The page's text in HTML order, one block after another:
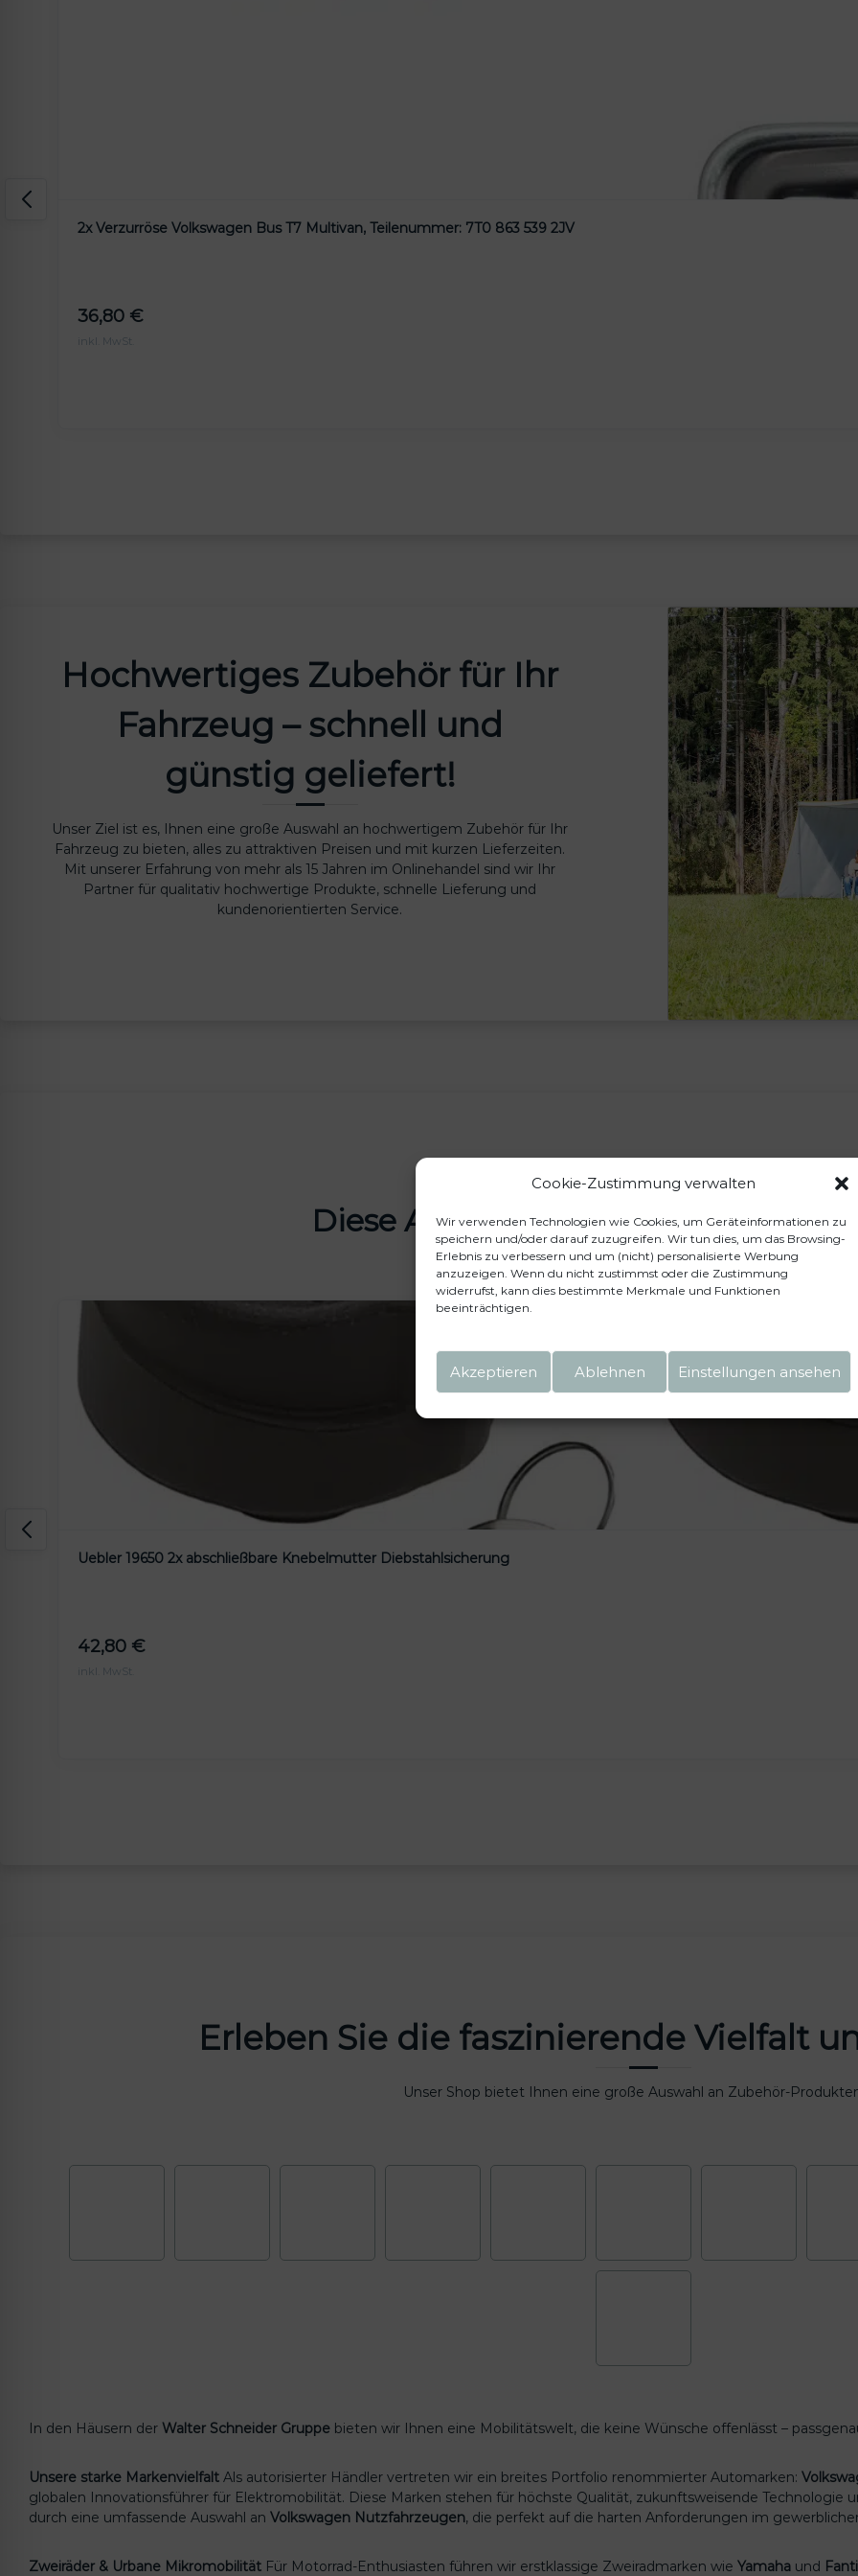
Cookie-Zustimmung verwalten
Wir verwenden Technologien wie Cookies, um Geräteinformationen zu
speichern und/oder darauf zuzugreifen. Wir tun dies, um das Browsing-
Erlebnis zu verbessern und um (nicht) personalisierte Werbung
anzuzeigen. Wenn du nicht zustimmst oder die Zustimmung
widerrufst, kann dies bestimmte Merkmale und Funktionen
beeinträchtigen.
Akzeptieren Ablehnen Einstellungen ansehen
2x Verzurröse Volkswagen Bus T7 Multivan, Teilenummer: 7T0 863 539 2JV
36,80 €
inkl. MwSt.
Hochwertiges Zubehör für Ihr
Fahrzeug – schnell und
günstig geliefert!
Unser Ziel ist es, Ihnen eine große Auswahl an hochwertigem Zubehör für Ihr
Fahrzeug zu bieten, alles zu attraktiven Preisen und mit kurzen Lieferzeiten.
Mit unserer Erfahrung von mehr als 15 Jahren im Onlinehandel sind wir Ihr
Partner für qualitativ hochwertige Produkte, schnelle Lieferung und
kundenorientierten Service.
Diese Artikel könnten Sie auch
Uebler 19650 2x abschließbare Knebelmutter Diebstahlsicherung
42,80 €
inkl. MwSt.
Erleben Sie die faszinierende Vielfalt
Unser Shop bietet Ihnen eine große Auswahl an Zubehör-
In den Häusern der Walter Schneider Gruppe bieten wir Ihnen eine Mobilitätswelt, die keine Wünsche offenlässt –
Unsere starke Markenvielfalt Als autorisierter Händler vertreten wir ein breites Portfolio renommierter Automarken:
globalen Innovationsführer für Elektromobilität. Diese Marken stehen für höchste Qualität, zukunftsweisende Technologie
durch eine umfassende Auswahl an Volkswagen Nutzfahrzeugen, die perfekt auf die harten Anforderungen im
Zweiräder & Urbane Mikromobilität Für Motorrad-Enthusiasten führen wir erstklassige Zweiradmarken wie Yamaha und